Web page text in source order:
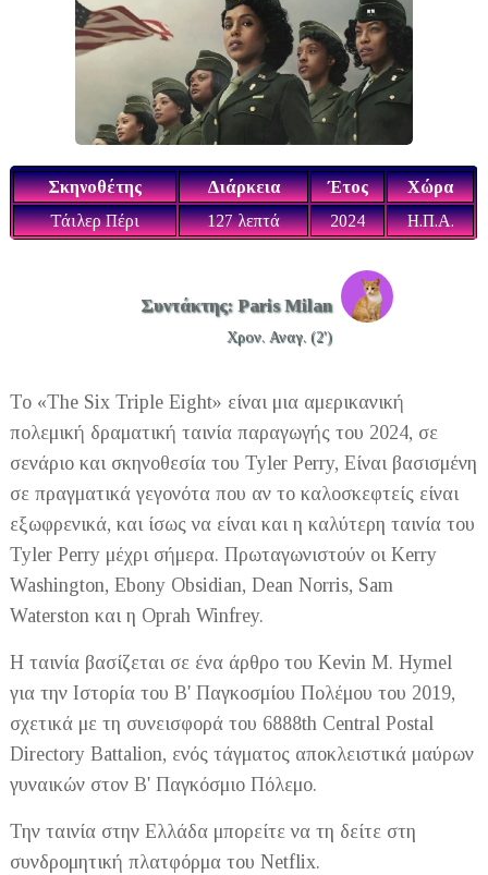
Σκηνοθέτης Διάρκεια Έτος
Χώρα
Τάιλερ Πέρι
127 λεπτά 2024 Η.Π.Α.
Συντάκτης: Paris Milan
Χρον. Αναγ. (2')
Το «The Six Triple Eight» είναι μια αμερικανική
πολεμική δραματική ταινία παραγωγής του 2024, σε
σενάριο και σκηνοθεσία του Tyler Perry, Είναι βασισμένη
σε πραγματικά γεγονότα που αν το καλοσκεφτείς είναι
εξωφρενικά, και ίσως να είναι και η καλύτερη ταινία του
Tyler Perry μέχρι σήμερα. Πρωταγωνιστούν οι Kerry
Washington, Ebony Obsidian, Dean Norris, Sam
Waterston και η Oprah Winfrey.
Η ταινία βασίζεται σε ένα άρθρο του Kevin M. Hymel
για την Ιστορία του Β' Παγκοσμίου Πολέμου του 2019,
σχετικά με τη συνεισφορά του 6888th Central Postal
Directory Battalion, ενός τάγματος αποκλειστικά μαύρων
γυναικών στον Β' Παγκόσμιο Πόλεμο.
Την ταινία στην Ελλάδα μπορείτε να τη δείτε στη
συνδρομητική πλατφόρμα του Netflix.